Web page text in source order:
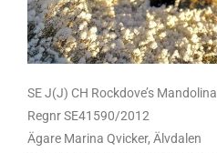
SE J(J) CH Rockdove’s Mandolina
Regnr SE41590/2012
Ägare Marina Qvicker, Älvdalen